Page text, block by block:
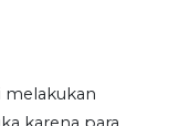
melakukan